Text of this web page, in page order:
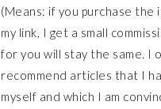
(Means: if you purchase the
my link, I get a small
for you will stay the same. I
recommend articles that I
myself and which I am